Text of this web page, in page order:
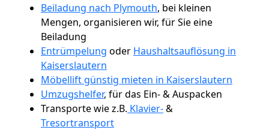
Beiladung nach Plymouth, bei kleinen
Mengen, organisieren wir, für Sie eine
Beiladung
Entrümpelung oder Haushaltsauflösung in
Kaiserslautern
Möbellift günstig mieten in Kaiserslautern
Umzugshelfer, für das Ein- & Auspacken
Transporte wie z.B. Klavier-&
Tresortransport